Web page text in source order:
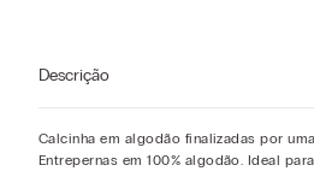
Descrição
Calcinha em algodão finalizadas por
Entrepernas em 100% algodão. Ideal